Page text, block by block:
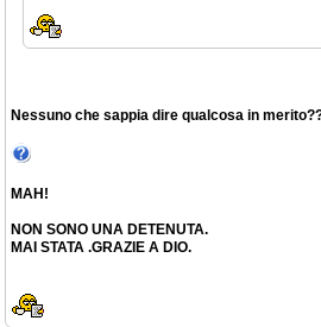
Nessuno che sappia dire qualcosa in
MAH!
NON SONO UNA DETENUTA.
MAI STATA .GRAZIE A DIO.